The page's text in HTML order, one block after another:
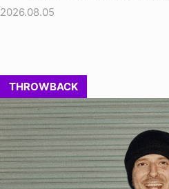
2026.08.05
THROWBACK